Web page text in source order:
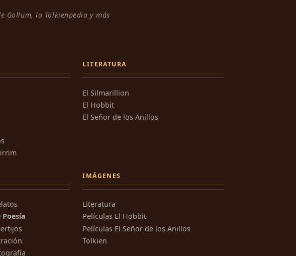
Gollum, la Tolkienpedia y más
LITERATURA
El Silmarillion
El Hobbit
El Señor de los Anillos
IMÁGENES
Literatura
Películas El Hobbit
Películas El Señor de los Anillos
Tolkien